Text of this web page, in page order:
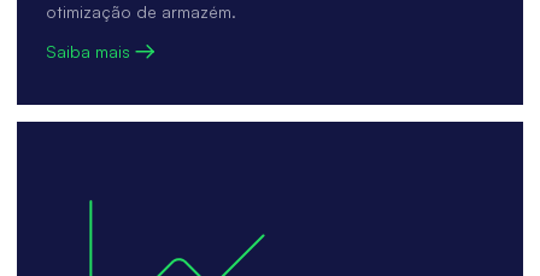
otimização de armazém.
Saiba mais